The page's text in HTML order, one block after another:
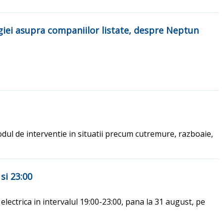
asupra companiilor listate, despre Neptun
de interventie in situatii precum cutremure, razboaie,
23:00
in intervalul 19:00-23:00, pana la 31 august, pe